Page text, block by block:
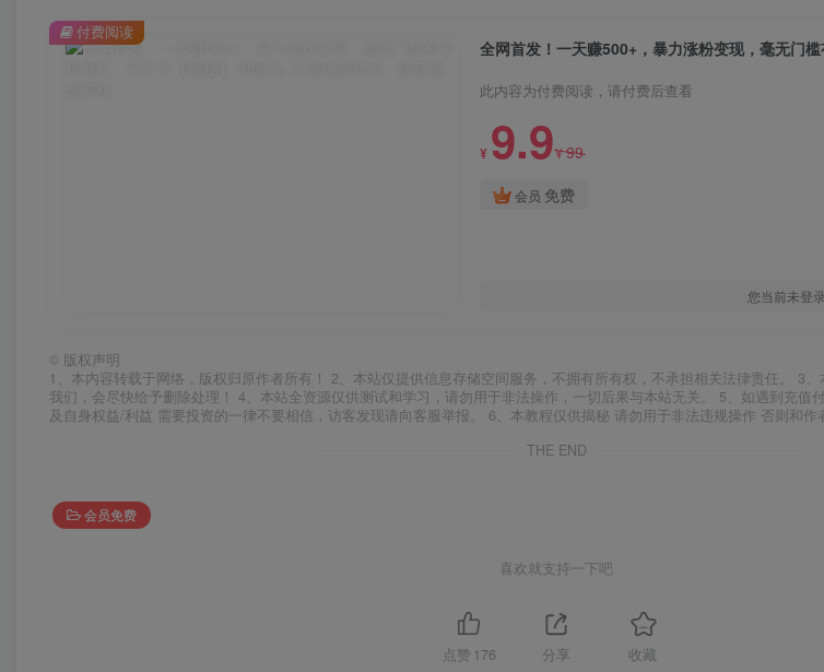
全网首发！一天赚500+，暴力涨粉变现，毫无门槛
此内容为付费阅读，请付费后查看
¥ 9.9¥99
会员 免费
您当前未登
付费阅读
© 版权声明
1、本内容转载于网络，版权归原作者所有！ 2、本站仅提供信息存储空间服务，不拥有所有权，不承担相关法律责任。 3
我们，会尽快给予删除处理！ 4、本站全资源仅供测试和学习，请勿用于非法操作，一切后果与本站无关。 5、如遇到充值
及自身权益/利益 需要投资的一律不要相信，访客发现请向客服举报。 6、本教程仅供揭秘 请勿用于非法违规操作 否则和作
THE END
会员免费
喜欢就支持一下吧
点赞 176 分享 收藏